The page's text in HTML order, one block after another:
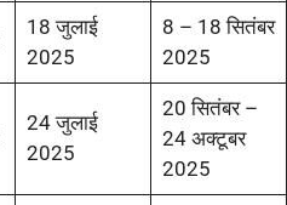
18 जुलाई
2025
8 – 18 सितंबर
2025
24 जुलाई
2025
20 सितंबर –
24 अक्टूबर
2025